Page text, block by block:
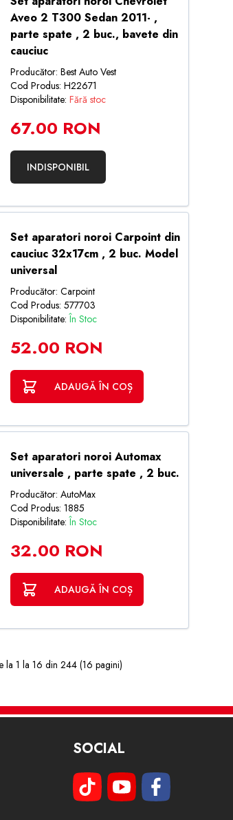
Aveo 2 T300 Sedan 2011- ,
parte spate , 2 buc., bavete din
cauciuc
Producător: Best Auto Vest
Cod Produs: H22671
Disponibilitate: Fără stoc
67.00 RON
INDISPONIBIL
Set aparatori noroi Carpoint din
cauciuc 32x17cm , 2 buc. Model
universal
Producător: Carpoint
Cod Produs: 577703
Disponibilitate:În Stoc
52.00 RON
ADAUGĂ ÎN COȘ
Set aparatori noroi Automax
universale , parte spate , 2 buc.
Producător: AutoMax
Cod Produs: 1885
Disponibilitate:În Stoc
32.00 RON
ADAUGĂ ÎN COȘ
la 1 la 16 din 244 (16 pagini)
SOCIAL